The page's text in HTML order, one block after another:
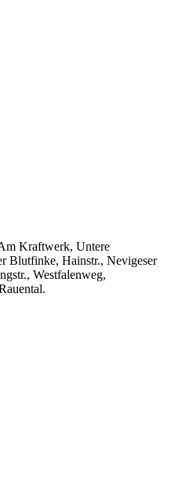
Kraftwerk, Untere
Blutfinke, Hainstr., Nevigeser
Westfalenweg,